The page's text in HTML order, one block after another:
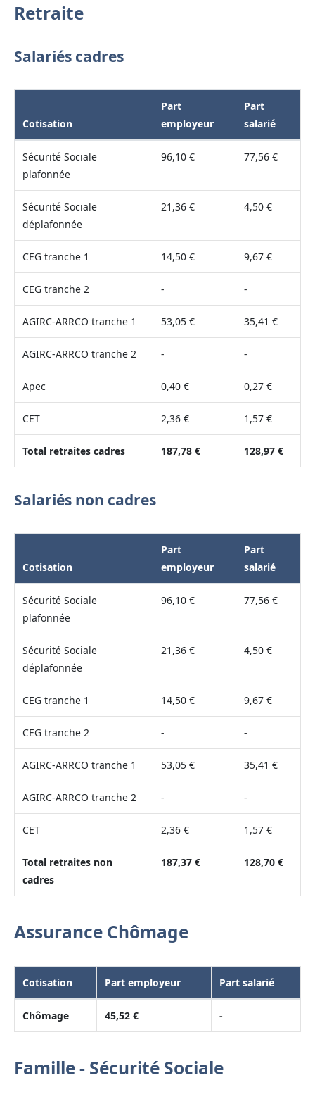
Retraite
Salariés cadres
Cotisation
Part
employeur
Part
salarié
Sécurité Sociale
plafonnée
96,10 € 77,56 €
Sécurité Sociale
déplafonnée
21,36 € 4,50 €
CEG tranche 1 14,50 € 9,67 €
CEG tranche 2 - -
AGIRC-ARRCO tranche 1 53,05 € 35,41 €
AGIRC-ARRCO tranche 2 - -
Apec 0,40 € 0,27 €
CET 2,36 € 1,57 €
Total retraites cadres 187,78 € 128,97 €
Salariés non cadres
Cotisation
Part
employeur
Part
salarié
Sécurité Sociale
plafonnée
96,10 € 77,56 €
Sécurité Sociale
déplafonnée
21,36 € 4,50 €
CEG tranche 1 14,50 € 9,67 €
CEG tranche 2 - -
AGIRC-ARRCO tranche 1 53,05 € 35,41 €
AGIRC-ARRCO tranche 2 - -
CET 2,36 € 1,57 €
Total retraites non
cadres
187,37 € 128,70 €
Assurance Chômage
Cotisation Part employeur Part salarié
Chômage 45,52 € -
Famille - Sécurité Sociale